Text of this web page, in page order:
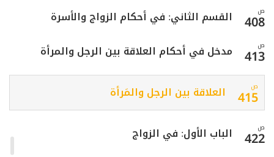
ص
408 القسم الثاني: في أحكام الزواج والأسرة
ص
413 مدخل في أحكام العلاقة بين الرجل والمرأة
ص
415 العلاقة بين الرجل والمَرأة
ص
422 الباب الأول: في الزواج